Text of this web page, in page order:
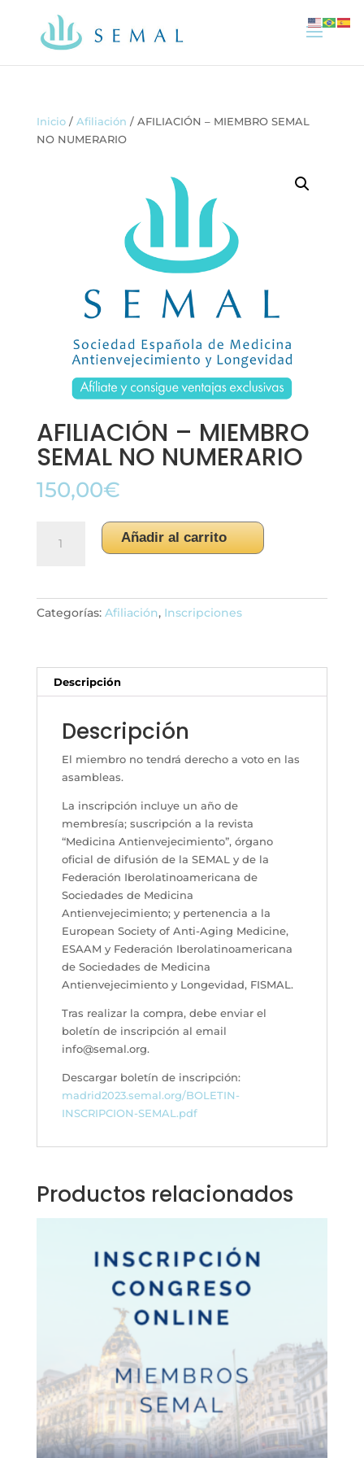
Inicio/ Afiliación / AFILIACIÓN – MIEMBRO SEMAL
NO NUMERARIO
AFILIACIÓN – MIEMBRO
SEMAL NO NUMERARIO
150,00€
NO
NUMERARIO
Añadir al carrito
Categorías: Afiliación, Inscripciones
Descripción
Descripción
El miembro no tendrá derecho a voto en las
asambleas.
La inscripción incluye un año de
membresía; suscripción a la revista
“Medicina Antienvejecimiento”, órgano
oficial de difusión de la SEMAL y de la
Federación Iberolatinoamericana de
Sociedades de Medicina
Antienvejecimiento; y pertenencia a la
European Society of Anti-Aging Medicine,
ESAAM y Federación Iberolatinoamericana
de Sociedades de Medicina
Antienvejecimiento y Longevidad, FISMAL.
Tras realizar la compra, debe enviar el
boletín de inscripción al email
info@semal.org.
Descargar boletín de inscripción:
madrid2023.semal.org/BOLETIN-
INSCRIPCION-SEMAL.pdf
Productos relacionados